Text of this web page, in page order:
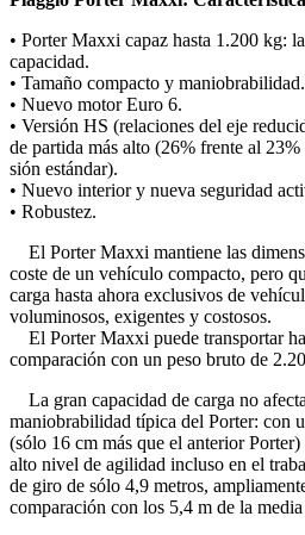
• Porter Maxxi capaz hasta 1.200 kg:
capacidad.
• Tamaño compacto y maniobrabilidad.
• Nuevo motor Euro 6.
• Versión HS (relaciones del eje
de partida más alto (26% frente al 23%
sión estándar).
• Nuevo interior y nueva seguridad
• Robustez.
El Porter Maxxi mantiene las
coste de un vehículo compacto, pero
carga hasta ahora exclusivos de
voluminosos, exigentes y costosos.
El Porter Maxxi puede transportar
comparación con un peso bruto de
La gran capacidad de carga no
maniobrabilidad típica del Porter: con
(sólo 16 cm más que el anterior
alto nivel de agilidad incluso en el
de giro de sólo 4,9 metros,
comparación con los 5,4 m de la